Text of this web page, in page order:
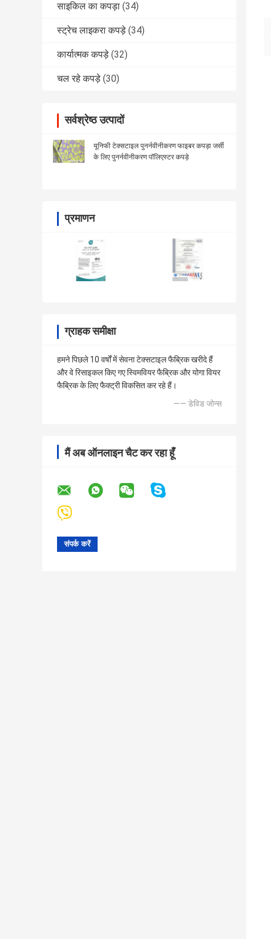
साइकिल का कपड़ा (34)
स्ट्रेच लाइकरा कपड़े (34)
कार्यात्मक कपड़े (32)
चल रहे कपड़े (30)
सर्वश्रेष्ठ उत्पादों
यूनिफी टेक्सटाइल पुनर्नवीनीकरण फाइबर कपड़ा जर्सी
के लिए पुनर्नवीनीकरण पॉलिएस्टर कपड़े
प्रमाणन
ग्राहक समीक्षा
हमने पिछले 10 वर्षों में सेवना टेक्सटाइल फैब्रिक खरीदे हैं
और वे रिसाइकल किए गए स्विमवियर फैब्रिक और योगा वियर
फैब्रिक के लिए फैक्ट्री विकसित कर रहे हैं।
—— डेविड जोन्स
मैं अब ऑनलाइन चैट कर रहा हूँ